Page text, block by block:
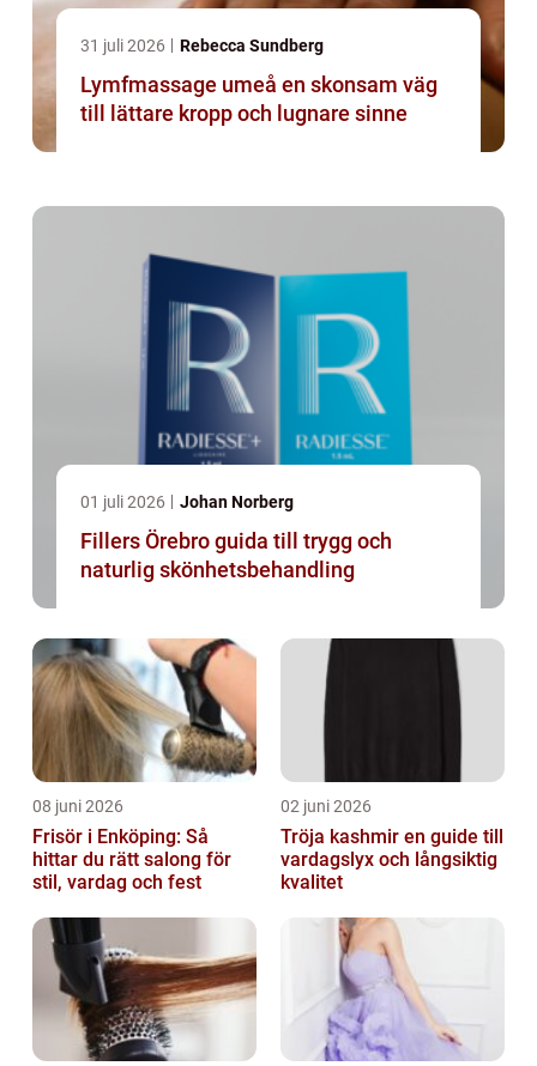
31 juli 2026 Rebecca Sundberg
Lymfmassage umeå en skonsam väg
till lättare kropp och lugnare sinne
01 juli 2026 Johan Norberg
Fillers Örebro guida till trygg och
naturlig skönhetsbehandling
08 juni 2026
Frisör i Enköping: Så
hittar du rätt salong för
stil, vardag och fest
02 juni 2026
Tröja kashmir en guide till
vardagslyx och långsiktig
kvalitet